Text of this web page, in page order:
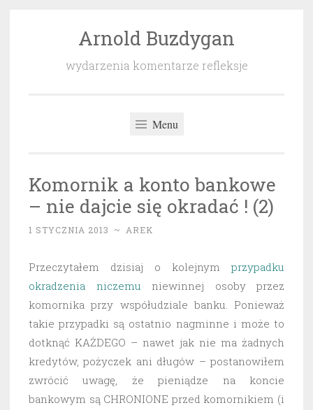
Arnold Buzdygan
wydarzenia komentarze refleksje
Menu
Komornik a konto bankowe
– nie dajcie się okradać ! (2)
1 STYCZNIA 2013 ~ AREK
Przeczytałem dzisiaj o kolejnym przypadku
okradzenia niczemu niewinnej osoby przez
komornika przy współudziale banku. Ponieważ
takie przypadki są ostatnio nagminne i może to
dotknąć KAŻDEGO – nawet jak nie ma żadnych
kredytów, pożyczek ani długów – postanowiłem
zwrócić uwagę, że pieniądze na koncie
bankowym są CHRONIONE przed komornikiem (i